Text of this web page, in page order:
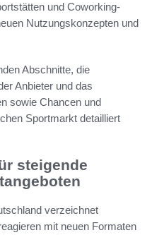
und Coworking-
Nutzungskonzepten und
Abschnitte, die
Anbieter und das
sowie Chancen und
Sportmarkt detailliert
steigende
verzeichnet
mit neuen Formaten